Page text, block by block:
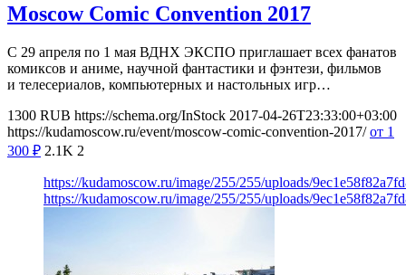
Moscow Comic Convention 2017
С 29 апреля по 1 мая ВДНХ ЭКСПО приглашает всех фанатов
комиксов и аниме, научной фантастики и фэнтези, фильмов
и телесериалов, компьютерных и настольных игр…
1300 RUB https://schema.org/InStock 2017-04-26T23:33:00+03:00
https://kudamoscow.ru/event/moscow-comic-convention-2017/ от 1
300 ₽ 2.1K 2
https://kudamoscow.ru/image/255/255/uploads/
https://kudamoscow.ru/image/255/255/uploads/